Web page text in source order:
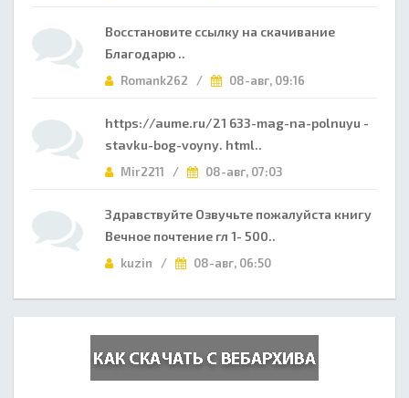
Восстановите ссылку на скачивание
Благодарю ..
Romank262 / 08-авг, 09:16
https://aume.ru/21 633-mag-na-polnuyu -
stavku-bog-voyny. html..
Mir2211 / 08-авг, 07:03
Здравствуйте Озвучьте пожалуйста книгу
Вечное почтение гл 1- 500..
kuzin / 08-авг, 06:50